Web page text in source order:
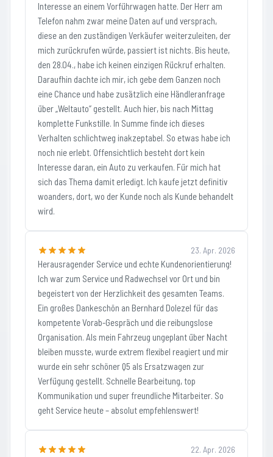
Interesse an einem Vorführwagen hatte. Der Herr am
Telefon nahm zwar meine Daten auf und versprach,
diese an den zuständigen Verkäufer weiterzuleiten, der
mich zurückrufen würde, passiert ist nichts. Bis heute,
den 28.04., habe ich keinen einzigen Rückruf erhalten.
Daraufhin dachte ich mir, ich gebe dem Ganzen noch
eine Chance und habe zusätzlich eine Händleranfrage
über „Weltauto“ gestellt. Auch hier, bis nach Mittag
komplette Funkstille. In Summe finde ich dieses
Verhalten schlichtweg inakzeptabel. So etwas habe ich
noch nie erlebt. Offensichtlich besteht dort kein
Interesse daran, ein Auto zu verkaufen. Für mich hat
sich das Thema damit erledigt. Ich kaufe jetzt definitiv
woanders, dort, wo der Kunde noch als Kunde behandelt
wird.
23. Apr. 2026
Herausragender Service und echte Kundenorientierung!
Ich war zum Service und Radwechsel vor Ort und bin
begeistert von der Herzlichkeit des gesamten Teams.
Ein großes Dankeschön an Bernhard Dolezel für das
kompetente Vorab-Gespräch und die reibungslose
Organisation. Als mein Fahrzeug ungeplant über Nacht
bleiben musste, wurde extrem flexibel reagiert und mir
wurde ein sehr schöner Q5 als Ersatzwagen zur
Verfügung gestellt. Schnelle Bearbeitung, top
Kommunikation und super freundliche Mitarbeiter. So
geht Service heute – absolut empfehlenswert!
22. Apr. 2026